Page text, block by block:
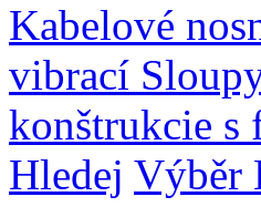
Kabelové
vibrací
konštrukcie s
Hledej Výběr